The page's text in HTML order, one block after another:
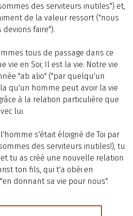
des serviteurs inutiles") et,
de la valeur ressort ("nous
faire").
tous de passage dans ce
vie en Soi; Il est la vie. Notre vie
"ab alio" ("par quelqu'un
qu'un homme peut avoir la vie
à la relation particulière que
lui.
s'était éloigné de Toi par
des serviteurs inutiles!), tu
tu as créé une nouvelle relation
ton fils, qui t'a obéi en
donnant sa vie pour nous".